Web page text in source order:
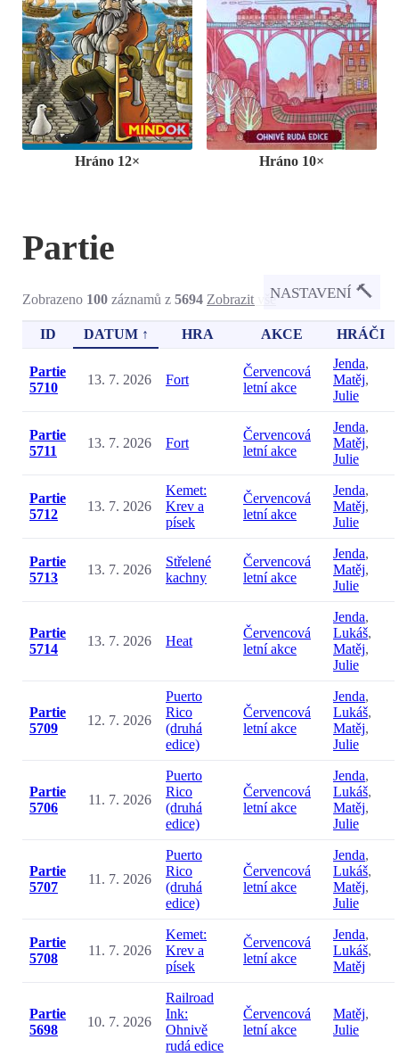
Hráno 12× Hráno 10×
Partie
Zobrazeno 100 záznamů z 5694 Zobrazit všeNASTAVENÍ 🔨
ID DATUM ↑ HRA AKCE HRÁČI
Partie
5710
13. 7. 2026 Fort
Červencová
letní akce
Jenda,
Matěj,
Julie
Partie
5711
13. 7. 2026 Fort
Červencová
letní akce
Jenda,
Matěj,
Julie
Partie
5712
13. 7. 2026
Kemet:
Krev a
písek
Červencová
letní akce
Jenda,
Matěj,
Julie
Partie
5713
13. 7. 2026
Střelené
kachny
Červencová
letní akce
Jenda,
Matěj,
Julie
Partie
5714
13. 7. 2026 Heat
Červencová
letní akce
Jenda,
Lukáš,
Matěj,
Julie
Partie
5709
12. 7. 2026
Puerto
Rico
(druhá
edice)
Červencová
letní akce
Jenda,
Lukáš,
Matěj,
Julie
Partie
5706
11. 7. 2026
Puerto
Rico
(druhá
edice)
Červencová
letní akce
Jenda,
Lukáš,
Matěj,
Julie
Partie
5707
11. 7. 2026
Puerto
Rico
(druhá
edice)
Červencová
letní akce
Jenda,
Lukáš,
Matěj,
Julie
Partie
5708
11. 7. 2026
Kemet:
Krev a
písek
Červencová
letní akce
Jenda,
Lukáš,
Matěj
Partie
5698
10. 7. 2026
Railroad
Ink:
Ohnivě
rudá edice
Červencová
letní akce
Matěj,
Julie